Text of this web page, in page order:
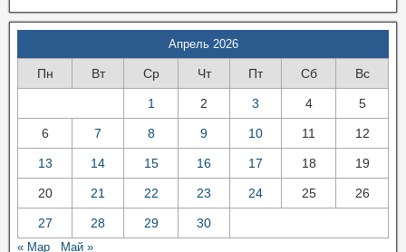
Апрель 2026
Пн Вт Ср Чт Пт Сб Вс
1 2 3 4 5
6 7 8 9 10 11 12
13 14 15 16 17 18 19
20 21 22 23 24 25 26
27 28 29 30
« Мар Май »